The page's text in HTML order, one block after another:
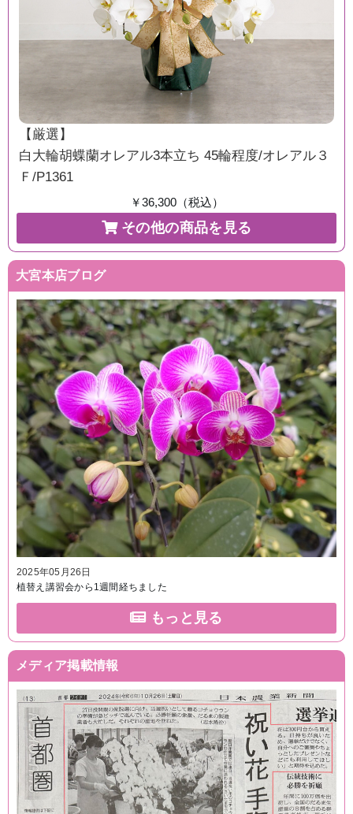
【厳選】
白大輪胡蝶蘭オレアル3本立ち 45輪程度/オレアル３
Ｆ/P1361
￥36,300（税込）
その他の商品を見る
大宮本店ブログ
2025年05月26日
植替え講習会から1週間経ちました
もっと見る
メディア掲載情報